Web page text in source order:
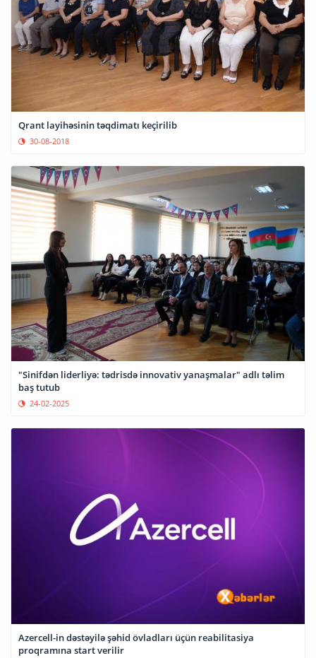
Qrant layihəsinin təqdimatı keçirilib
30-08-2018
"Sinifdən liderliyə: tədrisdə innovativ yanaşmalar" adlı təlim
baş tutub
24-02-2025
Azercell-in dəstəyilə şəhid övladları üçün reabilitasiya
proqramına start verilir